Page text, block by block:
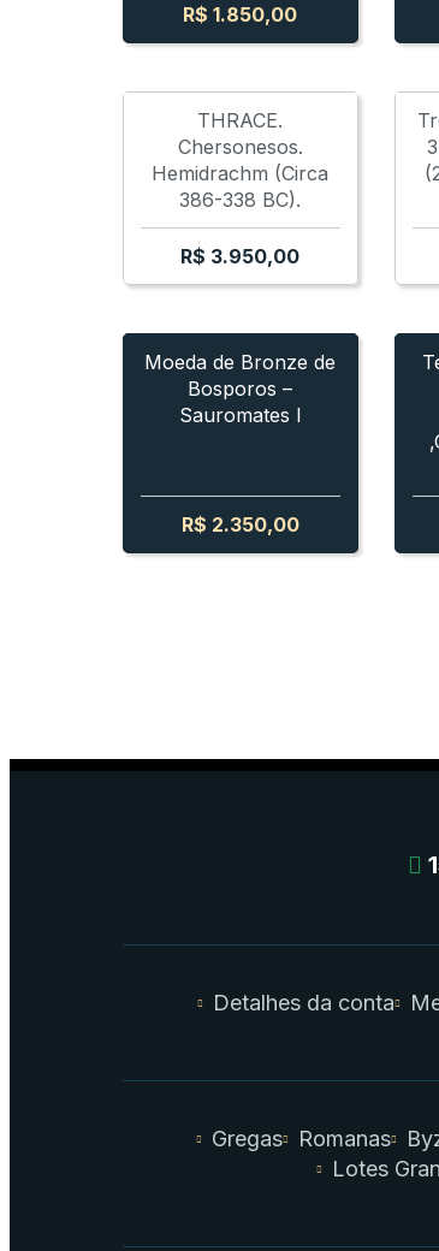
R$ 1.850,00
THRACE.
Chersonesos.
Hemidrachm (Circa
386-338 BC).
R$ 3.950,00
Moeda de Bronze de
Bosporos –
Sauromates I
R$ 2.350,00
Detalhes da conta
Gregas Romanas
Lotes